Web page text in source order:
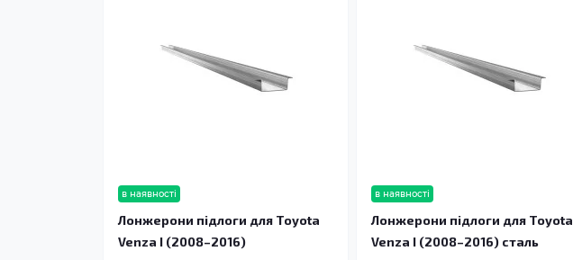
в наявності
Лонжерони підлоги для Toyota
Venza I (2008–2016)
в наявності
Лонжерони підлоги для Toyota
Venza I (2008–2016) сталь